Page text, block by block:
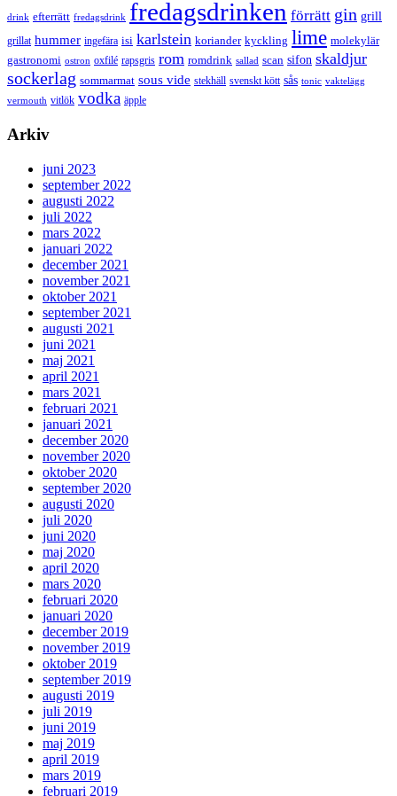
drink efterrätt fredagsdrink fredagsdrinken förrätt gin grill
grillat hummer ingefära isi karlstein koriander kyckling lime molekylär
gastronomi ostron oxfilé rapsgris rom romdrink sallad scan sifon skaldjur
sockerlag sommarmat sous vide stekhäll svenskt kött sås tonic vaktelägg
vermouth vitlök vodka äpple
Arkiv
juni 2023
september 2022
augusti 2022
juli 2022
mars 2022
januari 2022
december 2021
november 2021
oktober 2021
september 2021
augusti 2021
juni 2021
maj 2021
april 2021
mars 2021
februari 2021
januari 2021
december 2020
november 2020
oktober 2020
september 2020
augusti 2020
juli 2020
juni 2020
maj 2020
april 2020
mars 2020
februari 2020
januari 2020
december 2019
november 2019
oktober 2019
september 2019
augusti 2019
juli 2019
juni 2019
maj 2019
april 2019
mars 2019
februari 2019